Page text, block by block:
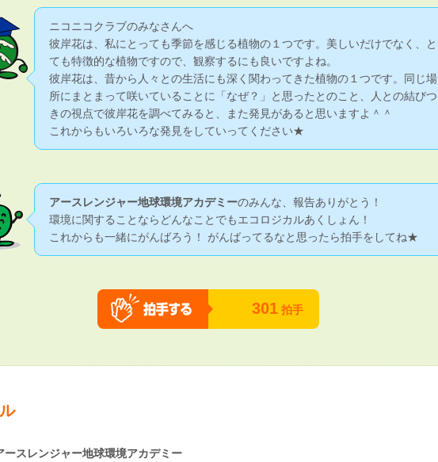
ニコニコクラブのみなさんへ
彼岸花は、私にとっても季節を感じる植物の１つです。美しいだけでなく、と
ても特徴的な植物ですので、観察するにも良いですよね。
彼岸花は、昔から人々との生活にも深く関わってきた植物の１つです。同じ場
所にまとまって咲いていることに「なぜ？」と思ったとのこと、人との結びつ
きの視点で彼岸花を調べてみると、また発見があると思いますよ＾＾
これからもいろいろな発見をしていってください★
アースレンジャー地球環境アカデミーのみんな、報告ありがとう！
環境に関することならどんなことでもエコロジカルあくしょん！
これからも一緒にがんばろう！ がんばってるなと思ったら拍手をしてね★
301 拍手
ースレンジャー地球環境アカデミー